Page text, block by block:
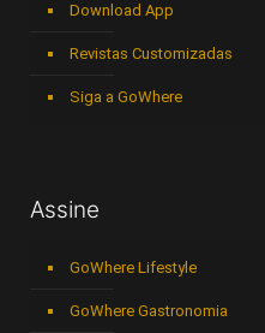
Download App
Revistas Customizadas
Siga a GoWhere
Assine
GoWhere Lifestyle
GoWhere Gastronomia